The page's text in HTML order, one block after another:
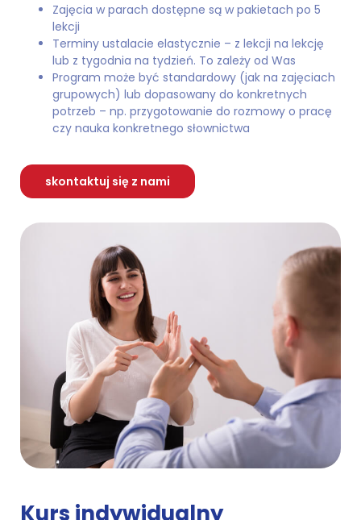
Zajęcia w parach dostępne są w pakietach po 5
lekcji
Terminy ustalacie elastycznie – z lekcji na lekcję
lub z tygodnia na tydzień. To zależy od Was
Program może być standardowy (jak na zajęciach
grupowych) lub dopasowany do konkretnych
potrzeb – np. przygotowanie do rozmowy o pracę
czy nauka konkretnego słownictwa
skontaktuj się z nami
Kurs indywidualny